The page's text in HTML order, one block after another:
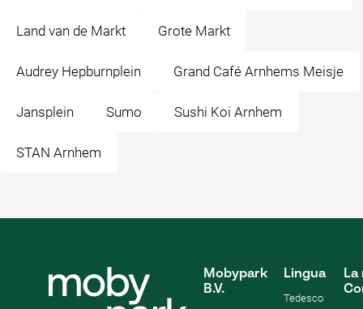
Land van de Markt Grote Markt
Audrey Hepburnplein Grand Café Arnhems Meisje
Jansplein Sumo Sushi Koi Arnhem
STAN Arnhem
Mobypark
B.V.
Lingua
Tedesco
La